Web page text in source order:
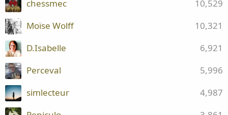
10,529
chessmec
10,321
Moïse Wolff
6,921
D.Isabelle
5,996
Perceval
4,987
simlecteur